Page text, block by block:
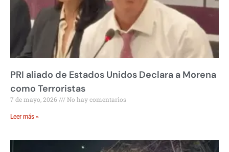
PRI aliado de Estados Unidos Declara a Morena
como Terroristas
7 de mayo, 2026 No hay comentarios
Leer más »